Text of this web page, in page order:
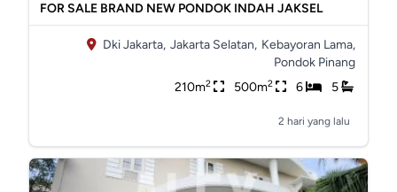
FOR SALE BRAND NEW PONDOK INDAH JAKSEL
Dki Jakarta, Jakarta Selatan, Kebayoran Lama,
Pondok Pinang
210m2 500m2 6 5
2 hari yang lalu